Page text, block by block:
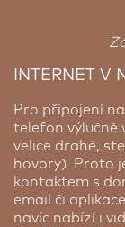
INTERNET V
Pro připojení
telefon výlučně
velice drahé,
hovory). Proto
kontaktem s
email či
navíc nabízí i